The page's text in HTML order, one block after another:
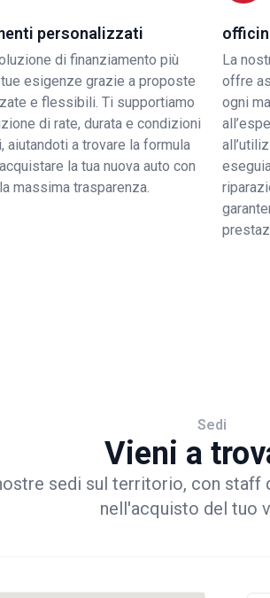
personalizzati
di finanziamento più
esigenze grazie a proposte
e flessibili. Ti supportiamo
di rate, durata e condizioni
aiutandoti a trovare la formula
la tua nuova auto con
massima trasparenza.
La
offre
ogni
Sedi
Vieni a
sedi sul territorio, con staff
nell'acquisto del tuo